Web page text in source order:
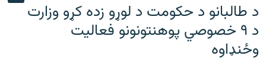
د طالبانو د حکومت د لوړو زده کړو وزارت
د ۹ خصوصي پوهنتونونو فعالیت
وځنډاوه